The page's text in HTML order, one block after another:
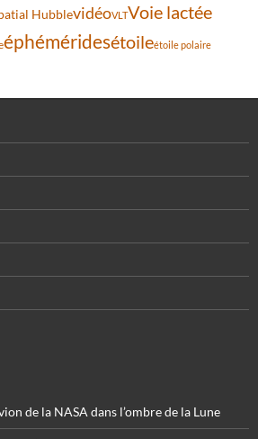
HubblevidéoVLTVoie lactée
éphéméridesétoileétoile polaire
de la NASA dans l’ombre de la Lune